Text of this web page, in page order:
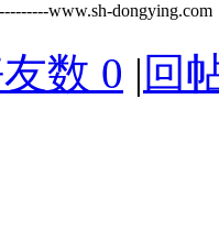
www.sh-dongying.com
数 0 | 回